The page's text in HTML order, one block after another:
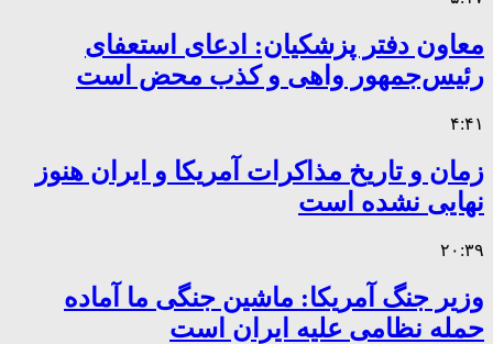
معاون دفتر پزشکیان: ادعای استعفای
رئیس‌جمهور واهی و کذب محض است
۴:۴۱
زمان و تاریخ مذاکرات آمریکا و ایران هنوز
نهایی نشده است
۲۰:۳۹
وزیر جنگ آمریکا: ماشین جنگی ما آماده
حمله نظامی علیه ایران است